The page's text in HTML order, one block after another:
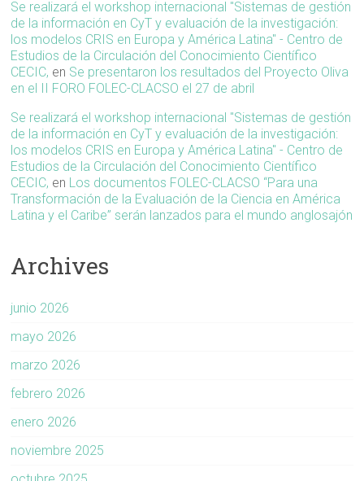
Se realizará el workshop internacional "Sistemas de gestión
de la información en CyT y evaluación de la investigación:
los modelos CRIS en Europa y América Latina" - Centro de
Estudios de la Circulación del Conocimiento Científico
CECIC, en Se presentaron los resultados del Proyecto Oliva
en el II FORO FOLEC-CLACSO el 27 de abril
Se realizará el workshop internacional "Sistemas de gestión
de la información en CyT y evaluación de la investigación:
los modelos CRIS en Europa y América Latina" - Centro de
Estudios de la Circulación del Conocimiento Científico
CECIC, en Los documentos FOLEC-CLACSO “Para una
Transformación de la Evaluación de la Ciencia en América
Latina y el Caribe” serán lanzados para el mundo anglosajón
Archives
junio 2026
mayo 2026
marzo 2026
febrero 2026
enero 2026
noviembre 2025